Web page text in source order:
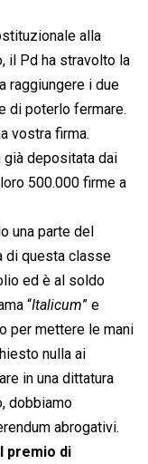
t
alla
il Pd ha stravolto la
raggiungere i due
di poterlo fermare.
vostra firma.
depositata dai
500.000 firme a
una parte del
di questa classe
ed è al soldo
“Italicum” e
per mettere le mani
nulla ai
in una dittatura
dobbiamo
abrogativi.
premio di